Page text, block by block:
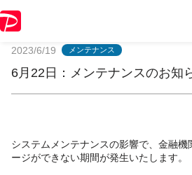
2023/6/19 メンテナンス
6月22日：メンテナンスのお知
システムメンテナンスの影響で、金融機
ージができない期間が発生いたします。